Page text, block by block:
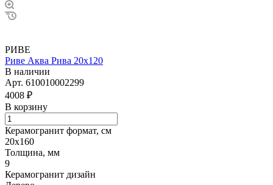
РИВЕ
Риве Аква Рива 20х120
В наличии
Арт. 610010002299
4008 ₽
В корзину
Керамогранит формат, см
20х160
Толщина, мм
9
Керамогранит дизайн